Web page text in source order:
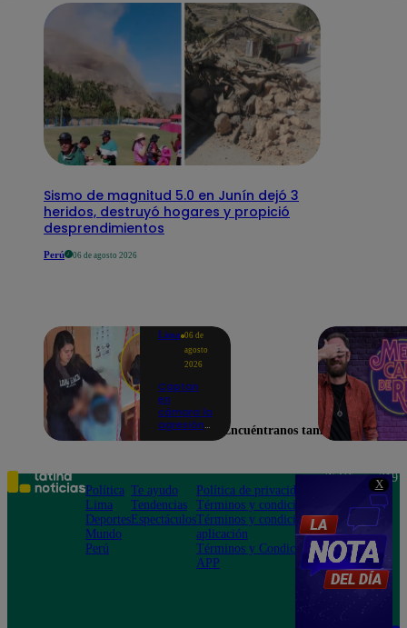
X
Sismo de magnitud 5.0 en Junín dejó 3
heridos, destruyó hogares y propició
desprendimientos
Perú 06 de agosto 2026
Lima 06 de
agosto
2026
Captan
en
cámara la
agresión
niño con
autismo:
madre
denuncia
maltratos
contínuos
Encuéntranos también en
Política
Lima
Deportes
Mundo
Perú
Te ayudo
Tendencias
Espectáculos
Política de privacidad
Términos y condiciones
Términos y condiciones
aplicación
Términos y Condiciones
APP
Teléfono: 219
Av. San
Felipe 968
Jesús María